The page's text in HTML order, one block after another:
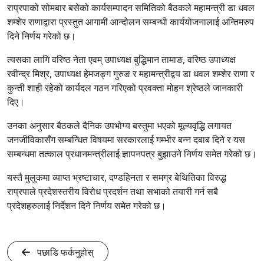
राप्रपाको सोमबार बसेको कार्यसम्पादन समितिको बैठकले महामन्त्री डा धवल
शम्शेर राणाद्वारा प्रस्तुत आगामी आन्दोलन सम्बन्धी कार्ययोजनालाई अन्तिमरुप
दिने निर्णय गरेको छ।
त्यसका लागि वरिष्ठ नेता एवम् उपाध्यक्ष बुद्धिमान तामाङ, वरिष्ठ उपाध्यक्ष
रवीन्द्र मिश्र, उपाध्यक्ष हेमजङ्ग गुरुङ र महामन्त्रीद्वय डा धवल शम्शेर राणा र
कुन्ती शाही रहेको कार्यदल गठन गरिएको प्रवक्ता मोहन श्रेष्ठले जानकारी
दिए।
उनका अनुसार बैठकले दैनिक उपभोग्य बस्तुमा भएको मूल्यवृद्धि लगायत
जनजीविकासँग सम्बन्धित विषयमा सरकारलाई गम्भीर बन्न दबाब दिने र यस
सम्बन्धमा तत्काल प्रधानमन्त्रीलाई‌ ज्ञापनपत्र बुझाउने निर्णय समेत गरेको छ।
यस्तै मुलुकमा व्याप्त भ्रष्टाचार, दण्डहिनता र समग्र बेथितिका विरुद्ध
राप्रपाले प्रदेशस्तरीय विरोध प्रदर्शन तथा सभाको तयारी गर्न सबै
प्रदेशहरुलाई निर्देशन दिने निर्णय समेत गरेको छ।
पछाडि फर्कनुहोस्